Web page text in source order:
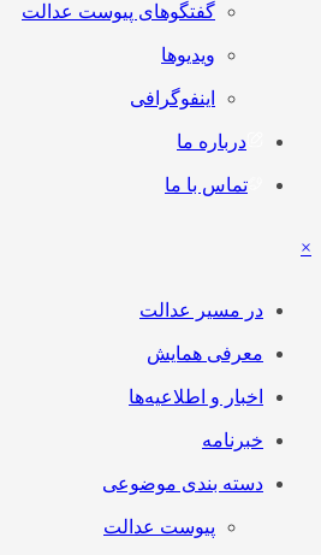
گفتگوهای پیوست عدالت
ویدیوها
اینفوگرافی
درباره ما
تماس با ما
×
در مسیر عدالت
معرفی همایش
اخبار و اطلاعیه‌ها
خبرنامه
دسته بندی موضوعی
پیوست عدالت